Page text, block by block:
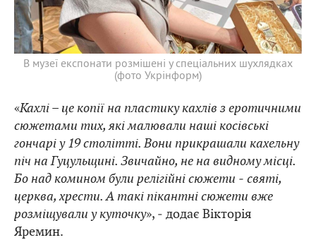
В музеї експонати розмішені у спеціальних шухлядках
(фото Укрінформ)
«Кахлі – це копії на пластику кахлів з еротичними
сюжетами тих, які малювали наші косівські
гончарі у 19 столітті. Вони прикрашали кахельну
піч на Гуцульщині. Звичайно, не на видному місці.
Бо над комином були релігійні сюжети ‒ святі,
церква, хрести. А такі пікантні сюжети вже
розміщували у куточку», ‒ додає Вікторія
Яремин.